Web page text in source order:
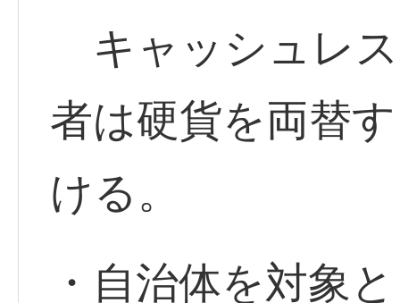
キャッシュレ
者は硬貨を両替
ける。
・自治体を対象